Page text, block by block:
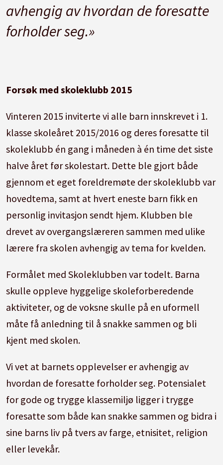
avhengig av hvordan de foresatte
forholder seg.»
Forsøk med skoleklubb 2015
Vinteren 2015 inviterte vi alle barn innskrevet i 1.
klasse skoleåret 2015/2016 og deres foresatte til
skoleklubb én gang i måneden à én time det siste
halve året før skolestart. Dette ble gjort både
gjennom et eget foreldremøte der skoleklubb var
hovedtema, samt at hvert eneste barn fikk en
personlig invitasjon sendt hjem. Klubben ble
drevet av overgangslæreren sammen med ulike
lærere fra skolen avhengig av tema for kvelden.
Formålet med Skoleklubben var todelt. Barna
skulle oppleve hyggelige skoleforberedende
aktiviteter, og de voksne skulle på en uformell
måte få anledning til å snakke sammen og bli
kjent med skolen.
Vi vet at barnets opplevelser er avhengig av
hvordan de foresatte forholder seg. Potensialet
for gode og trygge klassemiljø ligger i trygge
foresatte som både kan snakke sammen og bidra i
sine barns liv på tvers av farge, etnisitet, religion
eller levekår.